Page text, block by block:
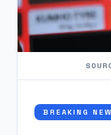
BREAKING